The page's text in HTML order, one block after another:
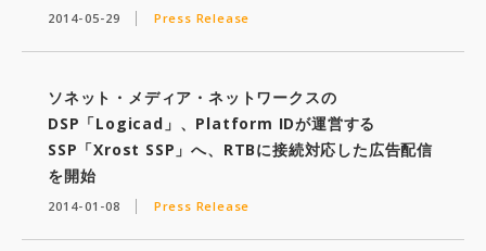
2014-05-29 Press Release
ソネット・メディア・ネットワークスの
DSP「Logicad」、Platform IDが運営する
SSP「Xrost SSP」へ、RTBに接続対応した広告配信
を開始
2014-01-08 Press Release